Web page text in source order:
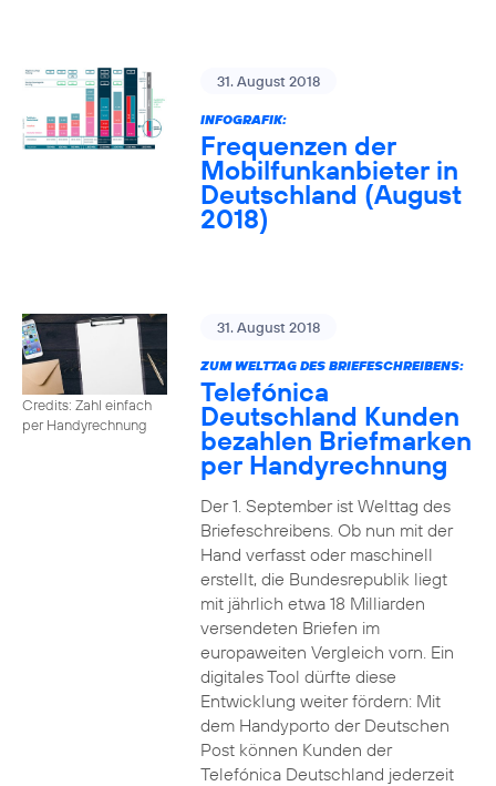
31. August 2018
INFOGRAFIK:
Frequenzen der
Mobilfunkanbieter in
Deutschland (August
2018)
Credits: Zahl einfach
per Handyrechnung
31. August 2018
ZUM WELTTAG DES BRIEFESCHREIBENS:
Telefónica
Deutschland Kunden
bezahlen Briefmarken
per Handyrechnung
Der 1. September ist Welttag des
Briefeschreibens. Ob nun mit der
Hand verfasst oder maschinell
erstellt, die Bundesrepublik liegt
mit jährlich etwa 18 Milliarden
versendeten Briefen im
europaweiten Vergleich vorn. Ein
digitales Tool dürfte diese
Entwicklung weiter fördern: Mit
dem Handyporto der Deutschen
Post können Kunden der
Telefónica Deutschland jederzeit